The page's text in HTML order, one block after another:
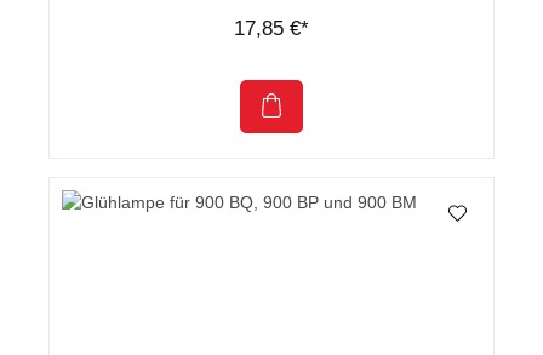
17,85 €*